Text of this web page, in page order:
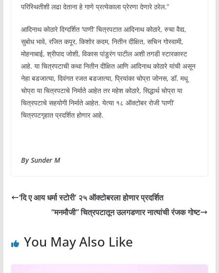
परिस्थितीशी लढा देताना हे गाणे प्रत्येकाला प्रेरणा देणारे ठरेल.”
आदिनाथ कोठारे दिग्दर्शित ‘पाणी’ चित्रपटात आदिनाथ कोठारे, रुचा वैद्य,
सुबोध भावे, रजित कपूर, किशोर कदम, नितीन दीक्षित, सचिन गोस्वामी,
मोहनाबाई, श्रीपाद जोशी, विकास पांडुरंग पाटील अशी तगडी स्टारकास्ट
आहे. या चित्रपटाची कथा नितीन दीक्षित आणि आदिनाथ कोठारे यांची असून
नेहा बडजात्या, दिवंगत रजत बडजात्या, प्रियांका चोप्रा जोनस, डॉ. मधू
चोप्रा या चित्रपटाचे निर्माते आहेत तर महेश कोठारे, सिद्धार्थ चोप्रा या
चित्रपटाचे सहयोगी निर्माते आहेत. येत्या १८ ऑक्टोबर रोजी ‘पाणी’
चित्रपटगृहात प्रदर्शित होणार आहे.
By Sunder M
‘दि ए आय धर्मा स्टोरी’ २५ ऑक्टोबरला होणार प्रदर्शित
“मनमौजी” चित्रपटातून उलगडणार नात्यांची रंजक गोष्ट
You May Also Like